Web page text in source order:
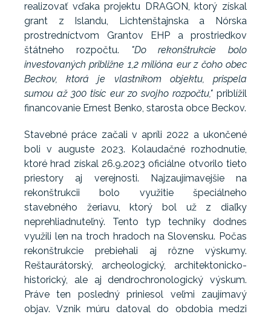
realizovať vďaka projektu DRAGON, ktorý získal
grant z Islandu, Lichtenštajnska a Nórska
prostredníctvom Grantov EHP a prostriedkov
štátneho rozpočtu.
"Do rekonštrukcie bolo
investovaných približne 1,2 milióna eur z čoho obec
Beckov, ktorá je vlastníkom objektu, prispela
sumou až 300 tisíc eur zo svojho rozpočtu,"priblížil
financovanie Ernest Benko, starosta obce Beckov.
Stavebné práce začali v apríli 2022 a ukončené
boli v auguste 2023. Kolaudačné rozhodnutie,
ktoré hrad získal 26.9.2023 oficiálne otvorilo tieto
priestory aj verejnosti. Najzaujímavejšie na
rekonštrukcii bolo využitie špeciálneho
stavebného žeriavu, ktorý bol už z diaľky
neprehliadnuteľný. Tento typ techniky dodnes
využili len na troch hradoch na Slovensku. Počas
rekonštrukcie prebiehali aj rôzne výskumy.
Reštaurátorský, archeologický, architektonicko-
historický, ale aj dendrochronologický výskum.
Práve ten posledný priniesol veľmi zaujímavý
objav. Vznik múru datoval do obdobia medzi